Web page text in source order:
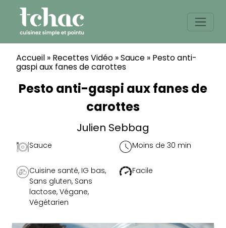
content
Accueil » Recettes Vidéo »Sauce » Pesto anti-
gaspi aux fanes de carottes
Pesto anti-gaspi aux fanes de
carottes
Julien Sebbag
Sauce Moins de 30 min
Cuisine santé, IG bas,
Sans gluten, Sans
lactose, Végane,
Végétarien
Facile